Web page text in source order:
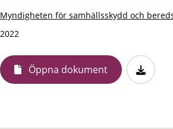
Myndigheten för samhällsskydd och
2022
Öppna dokument